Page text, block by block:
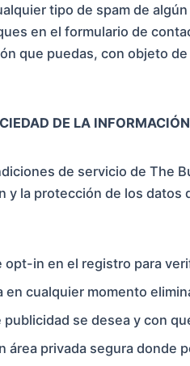
tipo de spam de
en el formulario de
que puedas, con objeto
DE LA
de servicio de The
y la protección de los
opt-in en el registro para
en cualquier momento
se desea y con
área privada segura donde